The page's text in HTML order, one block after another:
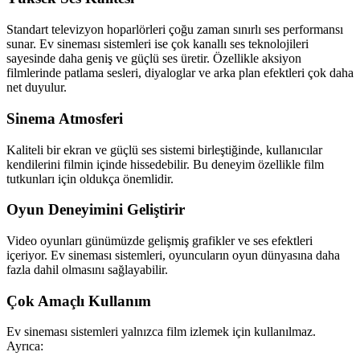
Standart televizyon hoparlörleri çoğu zaman sınırlı ses performansı
sunar. Ev sineması sistemleri ise çok kanallı ses teknolojileri
sayesinde daha geniş ve güçlü ses üretir. Özellikle aksiyon
filmlerinde patlama sesleri, diyaloglar ve arka plan efektleri çok daha
net duyulur.
Sinema Atmosferi
Kaliteli bir ekran ve güçlü ses sistemi birleştiğinde, kullanıcılar
kendilerini filmin içinde hissedebilir. Bu deneyim özellikle film
tutkunları için oldukça önemlidir.
Oyun Deneyimini Geliştirir
Video oyunları günümüzde gelişmiş grafikler ve ses efektleri
içeriyor. Ev sineması sistemleri, oyuncuların oyun dünyasına daha
fazla dahil olmasını sağlayabilir.
Çok Amaçlı Kullanım
Ev sineması sistemleri yalnızca film izlemek için kullanılmaz.
Ayrıca: